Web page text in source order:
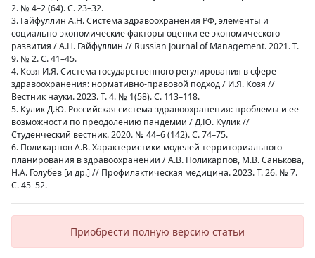
2. № 4–2 (64). С. 23–32.
3. Гайфуллин А.Н. Система здравоохранения РФ, элементы и
социально-экономические факторы оценки ее экономического
развития / А.Н. Гайфуллин // Russian Journal of Management. 2021. Т.
9. № 2. С. 41–45.
4. Козя И.Я. Система государственного регулирования в сфере
здравоохранения: нормативно-правовой подход / И.Я. Козя //
Вестник науки. 2023. Т. 4. № 1(58). С. 113–118.
5. Кулик Д.Ю. Российская система здравоохранения: проблемы и ее
возможности по преодолению пандемии / Д.Ю. Кулик //
Студенческий вестник. 2020. № 44–6 (142). С. 74–75.
6. Поликарпов А.В. Характеристики моделей территориального
планирования в здравоохранении / А.В. Поликарпов, М.В. Санькова,
Н.А. Голубев [и др.] // Профилактическая медицина. 2023. Т. 26. № 7.
С. 45–52.
Приобрести полную версию статьи